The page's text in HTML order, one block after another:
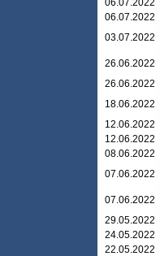
06.07.2022
06.07.2022
03.07.2022
26.06.2022
26.06.2022
18.06.2022
12.06.2022
12.06.2022
08.06.2022
07.06.2022
07.06.2022
29.05.2022
24.05.2022
22.05.2022